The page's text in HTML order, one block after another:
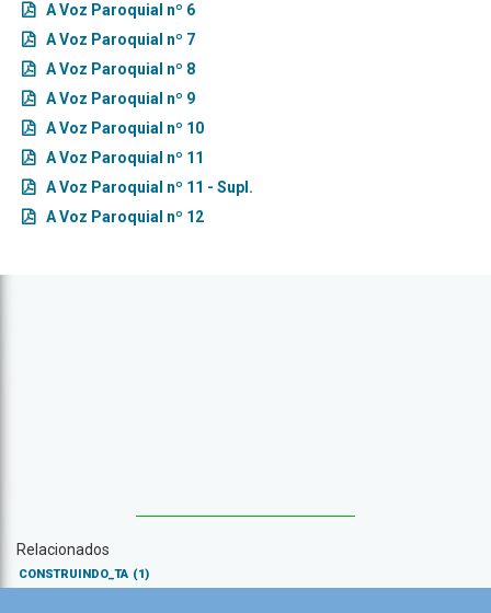
A Voz Paroquial nº 6
A Voz Paroquial nº 7
A Voz Paroquial nº 8
A Voz Paroquial nº 9
A Voz Paroquial nº 10
A Voz Paroquial nº 11
A Voz Paroquial nº 11 - Supl.
A Voz Paroquial nº 12
Relacionados
CONSTRUINDO_TA (1)